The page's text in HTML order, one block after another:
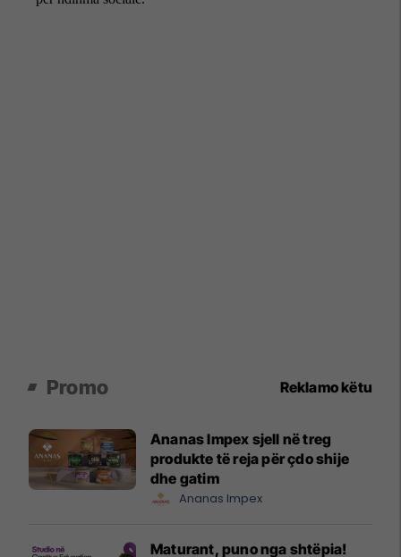
Promo Reklamo këtu
Ananas Impex sjell në treg
produkte të reja për çdo shije
dhe gatim
Ananas Impex
Maturant, puno nga shtëpia!